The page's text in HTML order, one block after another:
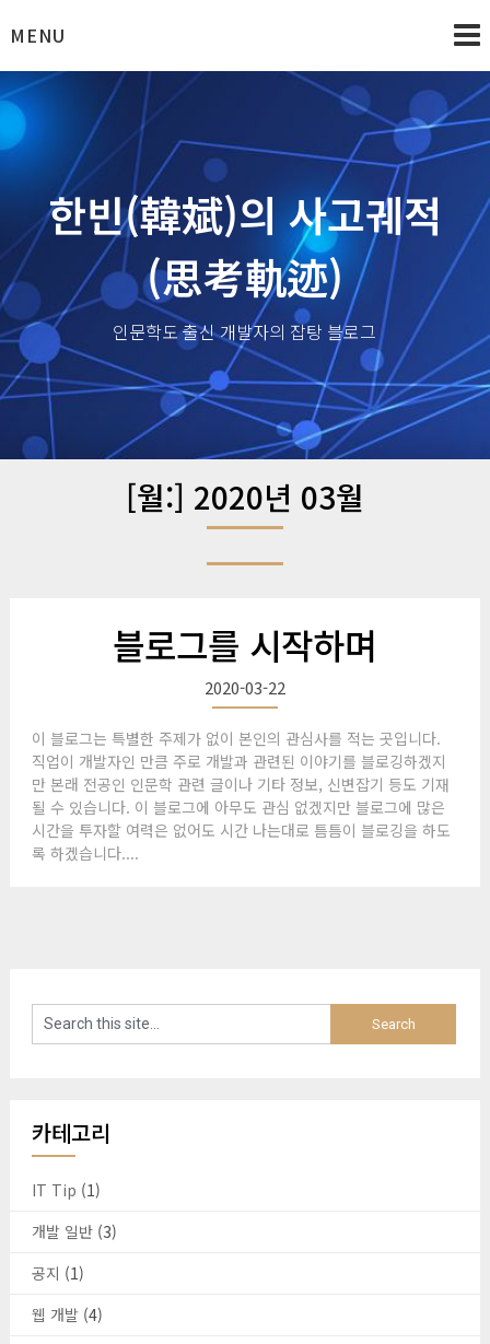
toMENU
한빈(韓斌)의 사고궤적
(思考軌迹)
인문학도 출신 개발자의 잡탕 블로그
[월:] 2020년 03월
블로그를 시작하며
2020-03-22
이 블로그는 특별한 주제가 없이 본인의 관심사를 적는 곳입니다.
직업이 개발자인 만큼 주로 개발과 관련된 이야기를 블로깅하겠지
만 본래 전공인 인문학 관련 글이나 기타 정보, 신변잡기 등도 기재
될 수 있습니다. 이 블로그에 아무도 관심 없겠지만 블로그에 많은
시간을 투자할 여력은 없어도 시간 나는대로 틈틈이 블로깅을 하도
록 하겠습니다....
카테고리
IT Tip (1)
개발 일반(3)
공지 (1)
웹 개발(4)